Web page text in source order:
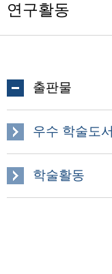
연구활동
출판물
우수 학술도서
학술활동